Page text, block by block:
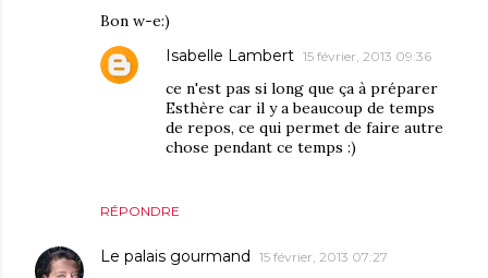
Bon w-e:)
RÉPONDRE
Isabelle Lambert 15 février, 2013 09:36
ce n'est pas si long que ça à préparer
Esthère car il y a beaucoup de temps
de repos, ce qui permet de faire autre
chose pendant ce temps :)
Le palais gourmand 15 février, 2013 07:27